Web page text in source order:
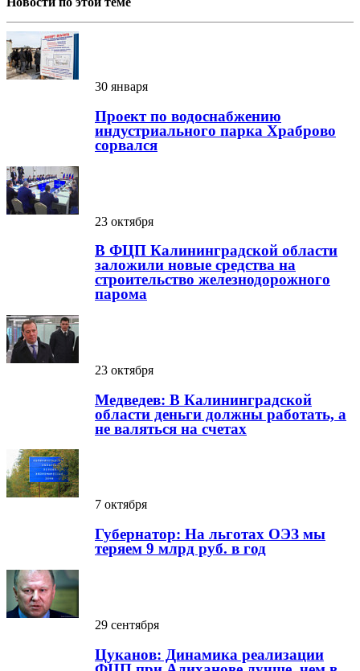
30 января
Проект по водоснабжению
индустриального парка Храброво
сорвался
23 октября
В ФЦП Калининградской области
заложили новые средства на
строительство железнодорожного
парома
23 октября
Медведев: В Калининградской
области деньги должны работать, а
не валяться на счетах
7 октября
Губернатор: На льготах ОЭЗ мы
теряем 9 млрд руб. в год
29 сентября
Цуканов: Динамика реализации